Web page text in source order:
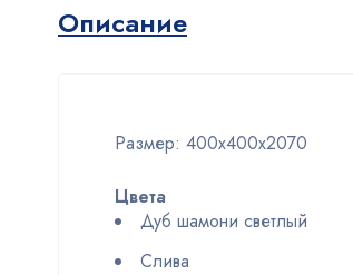
Описание
Размер: 400х400х2070
Цвета
Дуб шамони светлый
Слива